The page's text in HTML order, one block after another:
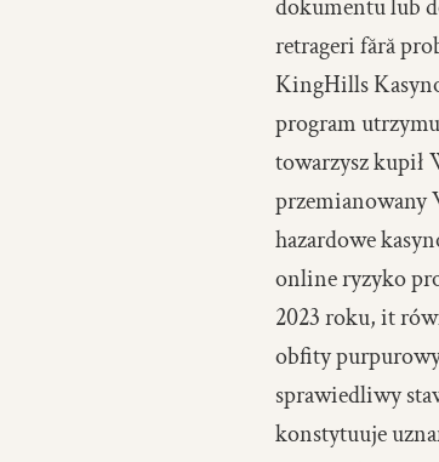
dokumentu lub
retrageri fără
KingHills
program
towarzysz kupił
przemianowany
hazardowe
online ryzyko
2023 roku, it
obfity purpurowy
sprawiedliwy
konstytuuje